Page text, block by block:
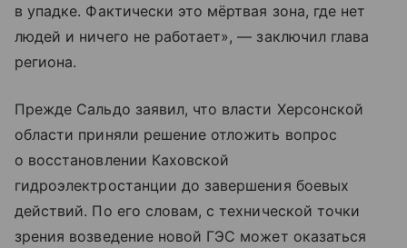
в упадке. Фактически это мёртвая зона, где нет
людей и ничего не работает», — заключил глава
региона.
Прежде Сальдо заявил, что власти Херсонской
области приняли решение отложить вопрос
о восстановлении Каховской
гидроэлектростанции до завершения боевых
действий. По его словам, с технической точки
зрения возведение новой ГЭС может оказаться